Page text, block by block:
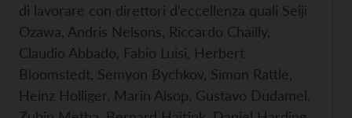
di lavorare con direttori d’eccellenza quali Seiji
Ozawa, Andris Nelsons, Riccardo Chailly,
Claudio Abbado, Fabio Luisi, Herbert
Bloomstedt, Semyon Bychkov, Simon Rattle,
Heinz Holliger, Marin Alsop, Gustavo Dudamel,